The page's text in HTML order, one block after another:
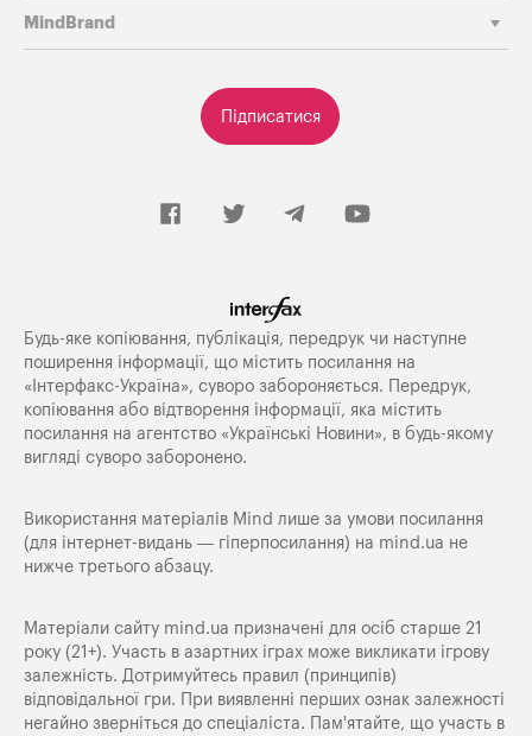
Підписатися
MindBrand
Будь-яке копiювання, публiкацiя, передрук чи наступне
поширення iнформацiї, що мiстить посилання на
«Iнтерфакс-Україна», суворо забороняється. Передрук,
копіювання або відтворення інформації, яка містить
посилання на агентство «Українські Новини», в будь-якому
вигляді суворо заборонено.
Використання матеріалів Mind лише за умови посилання
(для інтернет-видань — гіперпосилання) на mind.ua не
нижче третього абзацу.
Матеріали сайту mind.ua призначені для осіб старше 21
року (21+). Участь в азартних іграх може викликати ігрову
залежність. Дотримуйтесь правил (принципів)
відповідальної гри. При виявленні перших ознак залежності
негайно зверніться до спеціаліста. Пам'ятайте, що участь в